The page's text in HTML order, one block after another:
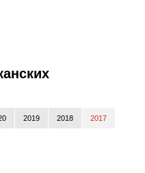
2019 2018 2017